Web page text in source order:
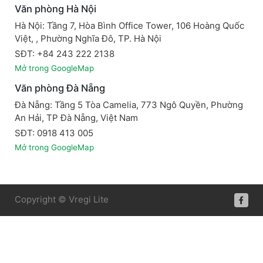
Văn phòng Hà Nội
Hà Nội: Tầng 7, Hòa Bình Office Tower, 106 Hoàng Quốc
Việt, , Phường Nghĩa Đô, TP. Hà Nội
SĐT: +84 243 222 2138
Mở trong GoogleMap
Văn phòng Đà Nẵng
Đà Nẵng: Tầng 5 Tòa Camelia, 773 Ngô Quyền, Phường
An Hải, TP Đà Nẵng, Việt Nam
SĐT: 0918 413 005
Mở trong GoogleMap
Copyright © Vregi Lite